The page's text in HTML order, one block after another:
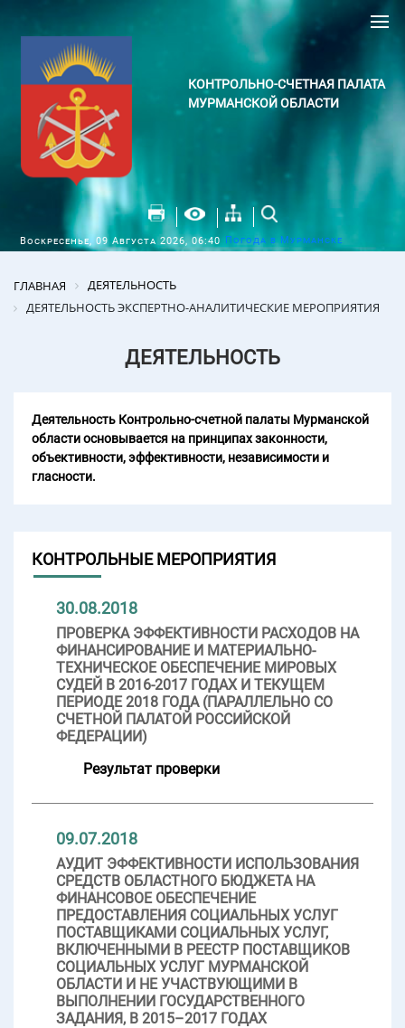
КОНТРОЛЬНО-СЧЕТНАЯ ПАЛАТА
МУРМАНСКОЙ ОБЛАСТИ
Воскресенье, 09 Августа 2026, 06:40 Погода в Мурманске
ГЛАВНАЯ
ДЕЯТЕЛЬНОСТЬ
ДЕЯТЕЛЬНОСТЬ ЭКСПЕРТНО-АНАЛИТИЧЕСКИЕ МЕРОПРИЯТИЯ
ДЕЯТЕЛЬНОСТЬ
Деятельность Контрольно-счетной палаты Мурманской
области основывается на принципах законности,
объективности, эффективности, независимости и
гласности.
КОНТРОЛЬНЫЕ МЕРОПРИЯТИЯ
30.08.2018
ПРОВЕРКА ЭФФЕКТИВНОСТИ РАСХОДОВ НА
ФИНАНСИРОВАНИЕ И МАТЕРИАЛЬНО-
ТЕХНИЧЕСКОЕ ОБЕСПЕЧЕНИЕ МИРОВЫХ
СУДЕЙ В 2016-2017 ГОДАХ И ТЕКУЩЕМ
ПЕРИОДЕ 2018 ГОДА (ПАРАЛЛЕЛЬНО СО
СЧЕТНОЙ ПАЛАТОЙ РОССИЙСКОЙ
ФЕДЕРАЦИИ)
Результат проверки
09.07.2018
АУДИТ ЭФФЕКТИВНОСТИ ИСПОЛЬЗОВАНИЯ
СРЕДСТВ ОБЛАСТНОГО БЮДЖЕТА НА
ФИНАНСОВОЕ ОБЕСПЕЧЕНИЕ
ПРЕДОСТАВЛЕНИЯ СОЦИАЛЬНЫХ УСЛУГ
ПОСТАВЩИКАМИ СОЦИАЛЬНЫХ УСЛУГ,
ВКЛЮЧЕННЫМИ В РЕЕСТР ПОСТАВЩИКОВ
СОЦИАЛЬНЫХ УСЛУГ МУРМАНСКОЙ
ОБЛАСТИ И НЕ УЧАСТВУЮЩИМИ В
ВЫПОЛНЕНИИ ГОСУДАРСТВЕННОГО
ЗАДАНИЯ, В 2015–2017 ГОДАХ